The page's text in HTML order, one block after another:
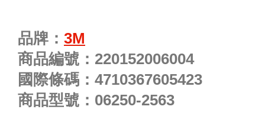
品牌： 3M
商品編號： 220152006004
國際條碼： 4710367605423
商品型號： 06250-2563